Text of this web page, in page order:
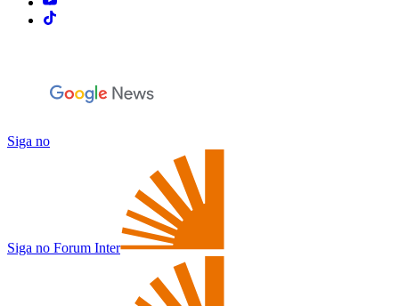
Siga no
Siga no Forum Inter